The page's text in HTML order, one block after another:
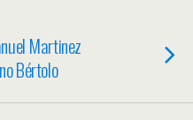
Martinez
Bértolo